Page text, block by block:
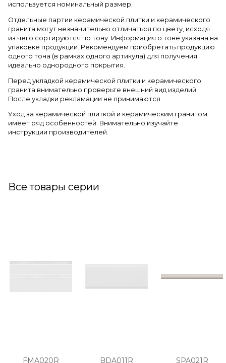
используется номинальный размер.
Отдельные партии керамической плитки и керамического
гранита могут незначительно отличаться по цвету, исходя
из чего сортируются по тону. Информация о тоне указана на
упаковке продукции. Рекомендуем приобретать продукцию
одного тона (в рамках одного артикула) для получения
идеально однородного покрытия.
Перед укладкой керамической плитки и керамического
гранита внимательно проверьте внешний вид изделий.
После укладки рекламации не принимаются.
Уход за керамической плиткой и керамическим гранитом
имеет ряд особенностей. Внимательно изучайте
инструкции производителей.
Все товары серии
FMA020R
BDA011R
SPA021R